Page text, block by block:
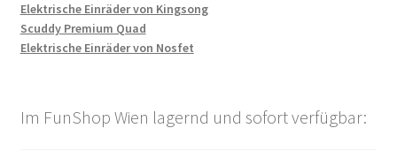
Elektrische Einräder von Kingsong
Scuddy Premium Quad
Elektrische Einräder von Nosfet
Im FunShop Wien lagernd und sofort verfügbar: